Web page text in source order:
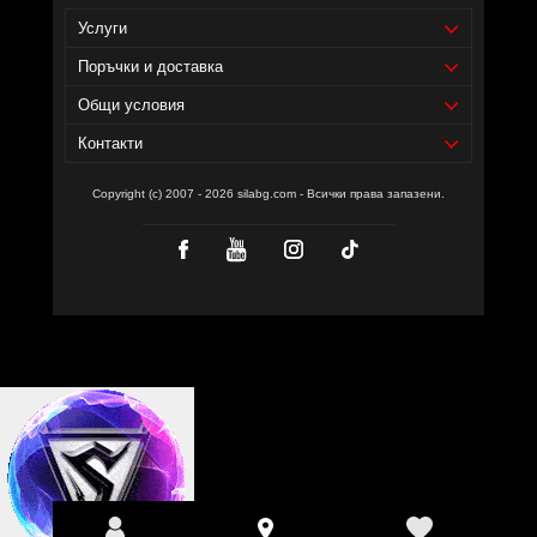
Услуги
Поръчки и доставка
Общи условия
Контакти
Copyright (c) 2007 - 2026 silabg.com - Всички права запазени.